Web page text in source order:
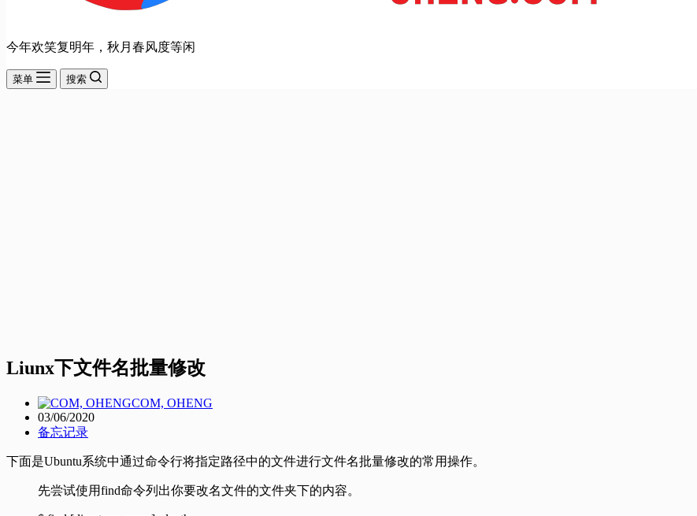
今年欢笑复明年，秋月春风度等闲
菜单 搜索
Liunx下文件名批量修改
COM, OHENG
03/06/2020
备忘记录
下面是Ubuntu系统中通过命令行将指定路径中的文件进行文件名批量修改的常用操作。
先尝试使用find命令列出你要改名文件的文件夹下的内容。